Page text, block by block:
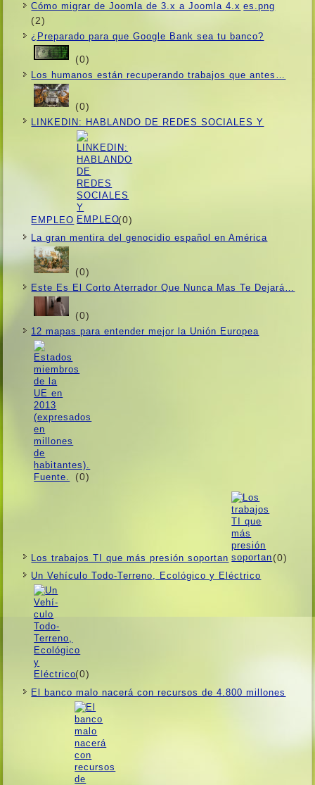
Cómo migrar de Joomla de 3.x a Joomla 4.x
(2)
¿Preparado para que Google Bank sea tu banco?
(0)
Los humanos están recuperando trabajos que antes…
(0)
LINKEDIN: HABLANDO DE REDES SOCIALES Y
EMPLEO (0)
La gran mentira del genocidio español en América
(0)
Este Es El Corto Aterrador Que Nunca Mas Te Dejará…
(0)
12 mapas para entender mejor la Unión Europea
(0)
Los trabajos TI que más presión soportan (0)
Un Vehí­culo Todo-Terreno, Ecológico y Eléctrico
(0)
El banco malo nacerá con recursos de 4.800 millones